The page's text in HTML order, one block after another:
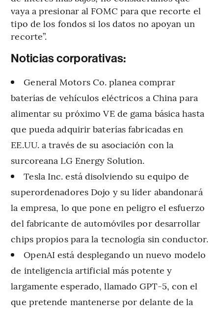
vaya a presionar al FOMC para que recorte el
tipo de los fondos si los datos no apoyan un
recorte”.
Noticias corporativas:
General Motors Co. planea comprar
baterías de vehículos eléctricos a China para
alimentar su próximo VE de gama básica hasta
que pueda adquirir baterías fabricadas en
EE.UU. a través de su asociación con la
surcoreana LG Energy Solution.
Tesla Inc. está disolviendo su equipo de
superordenadores Dojo y su líder abandonará
la empresa, lo que pone en peligro el esfuerzo
del fabricante de automóviles por desarrollar
chips propios para la tecnología sin conductor.
OpenAI está desplegando un nuevo modelo
de inteligencia artificial más potente y
largamente esperado, llamado GPT-5, con el
que pretende mantenerse por delante de la